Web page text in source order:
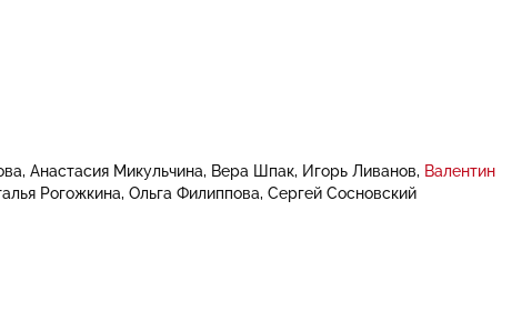
Анастасия Микульчина Вера Шпак Игорь Ливанов
Валентин
Рогожкина Ольга Филиппова Сергей Сосновский